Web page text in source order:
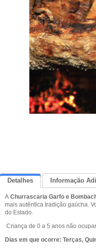
Detalhes Informação
A Churrascaria Garfo e
mais autêntica tradição gaúcha.
do Estado.
Criança de 0 a 5 anos não
Dias em que ocorre: Terças,